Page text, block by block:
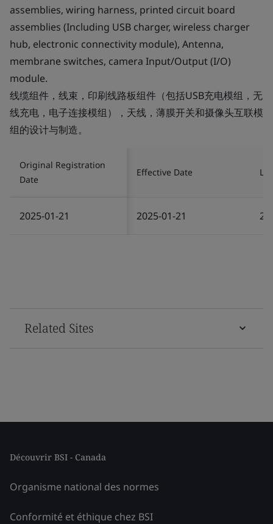
assemblies, wiring harness, printed circuit board
assemblies (Including USB charger, wireless charger
hub, electronic connectivity module), Antenna,
membrane switches, camera Input/Output (I/O)
module.
线缆组件，线束，印刷线路板组件（包括USB充电模组，无
线充电，电子连接模组），天线，薄膜开关和摄像头互联模
组的设计与制造。
Original Registration
Date
Effective Date
2025-01-21 2025-01-21
Related Sites
Découvrir BSI - Canada
Organisme national des normes
Conformité et éthique chez BSI